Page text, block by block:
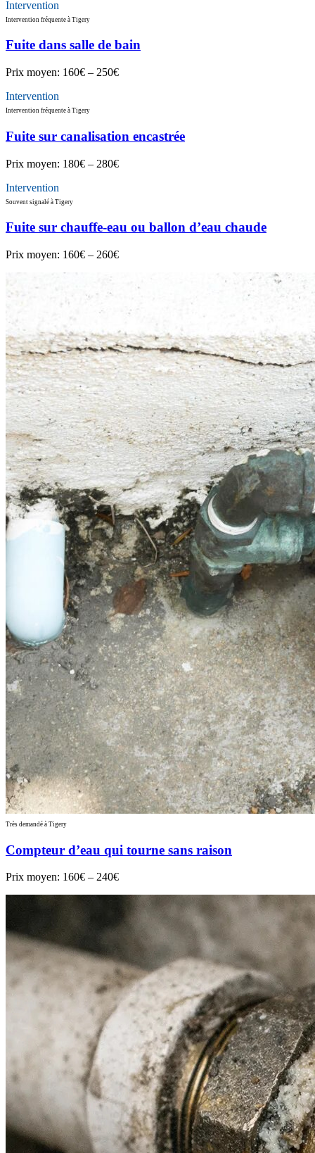
Intervention
Intervention fréquente à Tigery
Fuite dans salle de bain
Prix moyen: 160€ – 250€
Intervention
Intervention fréquente à Tigery
Fuite sur canalisation encastrée
Prix moyen: 180€ – 280€
Intervention
Souvent signalé à Tigery
Fuite sur chauffe-eau ou ballon d’eau chaude
Prix moyen: 160€ – 260€
Très demandé à Tigery
Compteur d’eau qui tourne sans raison
Prix moyen: 160€ – 240€